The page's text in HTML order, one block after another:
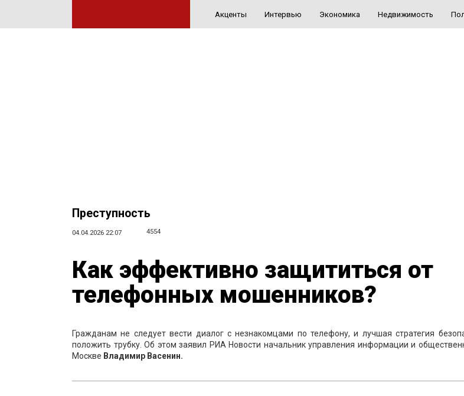
Акценты Интервью Экономика Недвижимость
Преступность
04.04.2026 22:07 4554
Как эффективно защититься от
телефонных мошенников?
Гражданам не следует вести диалог с незнакомцами по телефону, и лучшая стратегия
положить трубку. Об этом заявил РИА Новости начальник управления информации и
Москве Владимир Васенин.